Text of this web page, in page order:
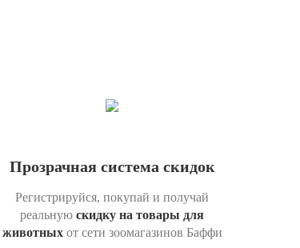
Прозрачная система скидок
Регистрируйся, покупай и получай
реальную скидку на товары для
животных от сети зоомагазинов Баффи